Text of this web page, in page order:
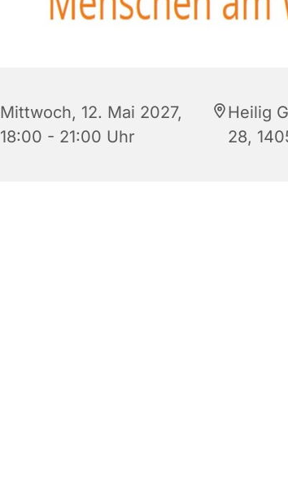
Mittwoch, 12. Mai 2027,
18:00 - 21:00 Uhr
Heilig
28,